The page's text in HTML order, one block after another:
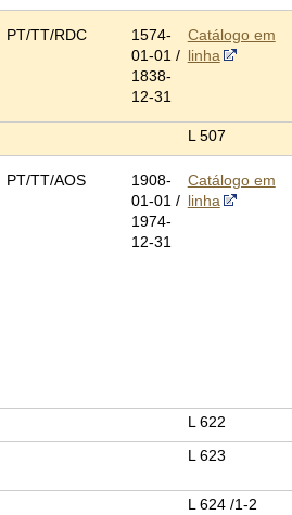
PT/TT/RDC
1574-
01-01 /
1838-
12-31
Catálogo em
linha
L 507
PT/TT/AOS
1908-
01-01 /
1974-
12-31
Catálogo em
linha
L 622
L 623
L 624 /1-2